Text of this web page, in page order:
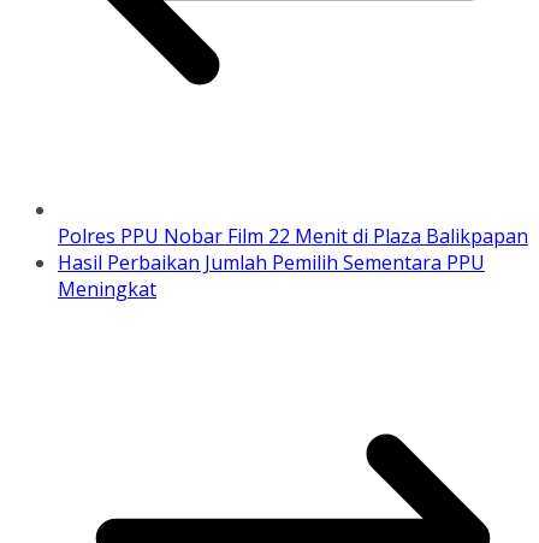
Polres PPU Nobar Film 22 Menit di Plaza Balikpapan
Hasil Perbaikan Jumlah Pemilih Sementara PPU
Meningkat